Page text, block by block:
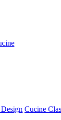
Cucine